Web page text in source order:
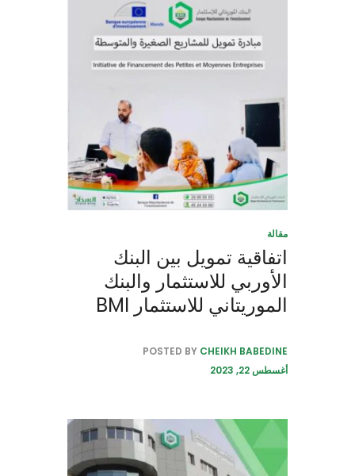
مقالة
اتفاقية تمويل بين البنك
الأوربي للاستثمار والبنك
الموريتاني للاستثمار BMI
POSTED BY CHEIKH BABEDINE
أغسطس 22, 2023